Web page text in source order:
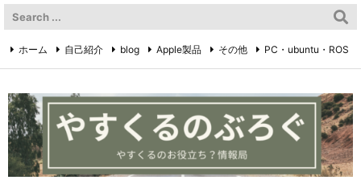
ホーム 自己紹介 blog Apple製品 その他 PC・ubuntu・ROS